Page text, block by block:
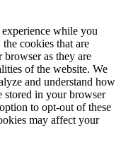
while you
cookies that are
browser as they are
of the website. We
and understand how
stored in your browser
to opt-out of these
may affect your